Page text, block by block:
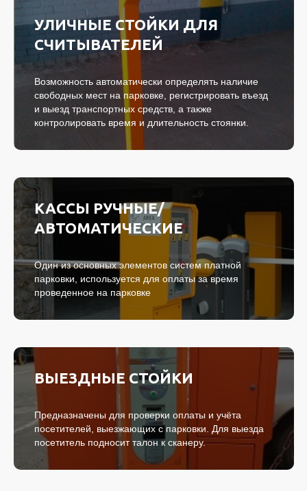
УЛИЧНЫЕ СТОЙКИ ДЛЯ
СЧИТЫВАТЕЛЕЙ
Возможность автоматически определять наличие
свободных мест на парковке, регистрировать въезд
и выезд транспортных средств, а также
контролировать время и длительность стоянки.
КАССЫ РУЧНЫЕ/
АВТОМАТИЧЕСКИЕ
Один из основных элементов систем платной
парковки, используется для оплаты за время
проведенное на парковке
ВЫЕЗДНЫЕ СТОЙКИ
Предназначены для проверки оплаты и учёта
посетителей, выезжающих с парковки. Для выезда
посетитель подносит талон к сканеру.